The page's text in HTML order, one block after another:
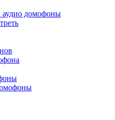
аудио домофоны